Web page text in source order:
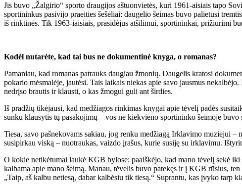
Jis buvo „Žalgirio“ sporto draugijos aštuonvietės, kuri 1961-aisiais tapo
sportininkus pasivijo praeities šešėliai: daugelio šeimas buvo palietusi
iš rinktinės. Tik 1963-iaisiais, prasidėjus atšilimui, sportininkai, prižiūrimi
Kodėl nutarėte, kad tai bus ne dokumentinė knyga, o romanas?
Pamaniau, kad romanas patrauks daugiau žmonių. Daugelis kratosi
pokario mėsmalėje, jautėsi. Tais laikais niekas apie savo jausmus
nedrįso brautis ir klausti, o kas žmogui guli ant širdies.
Iš pradžių tikėjausi, kad medžiagos rinkimas knygai apie tėvelį padės
sunku klausytis tų pasakojimų – vos ne kiekvieno sportininko šeimoje
Tiesa, savo pašnekovams sakiau, jog renku medžiagą Irklavimo muziejui
susipirkau viską – nuotraukas, vaizdo įrašus, kurie susiję su irklavimu.
O kokie netikėtumai laukė KGB bylose: paaiškėjo, kad mano tėvelį sekė
kalbama apie mano šeimą. Manau, tėvelis buvo patekęs ir į KGB rūsius,
„Taip, aš kalbu netiesą, dabar kalbėsiu tik tiesą.“ Suprantu, kas įvyko tarp